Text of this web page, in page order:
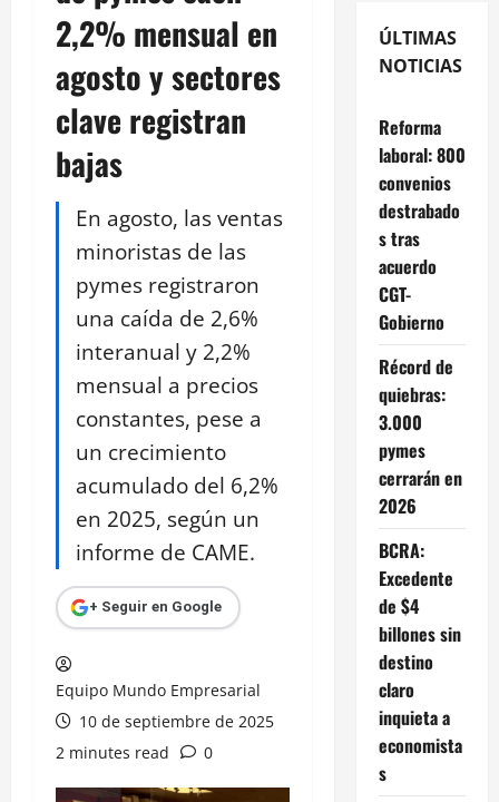
2,2% mensual en
agosto y sectores
clave registran
bajas
En agosto, las ventas
minoristas de las
pymes registraron
una caída de 2,6%
interanual y 2,2%
mensual a precios
constantes, pese a
un crecimiento
acumulado del 6,2%
en 2025, según un
informe de CAME.
+ Seguir en Google
Equipo Mundo Empresarial
10 de septiembre de 2025
2 minutes read
0
ÚLTIMAS
NOTICIAS
Reforma
laboral: 800
convenios
destrabado
s tras
acuerdo
CGT-
Gobierno
Récord de
quiebras:
3.000
pymes
cerrarán en
2026
BCRA:
Excedente
de $4
billones sin
destino
claro
inquieta a
economista
s